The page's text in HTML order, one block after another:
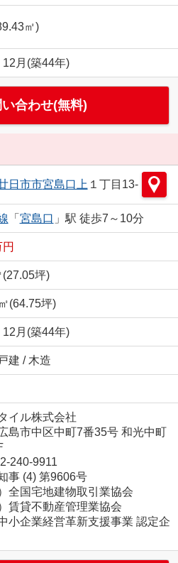
㎡)
12月(築44年)
合わせ(無料)
日市市宮島口上 １丁目13-
「 宮島口 」駅 徒歩7～10分
坪)
(64.75坪)
12月(築44年)
建 / 木造
イル株式会社
島市中区中町7番35号 和光中町
240-9911
事 (4) 第9606号
全国宅地建物取引業協会
賃貸不動産管理業協会
小企業経営革新支援事業 認定企